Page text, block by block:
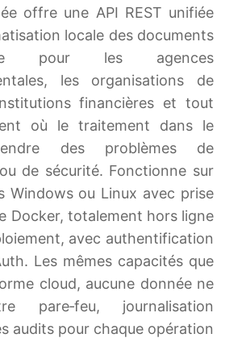
offre une API REST unifiée
locale des documents
pour les agences
les organisations de
financières et tout
où le traitement dans le
des problèmes de
de sécurité. Fonctionne sur
Windows ou Linux avec prise
Docker, totalement hors ligne
avec authentification
Les mêmes capacités que
cloud, aucune donnée ne
pare‑feu, journalisation
audits pour chaque opération